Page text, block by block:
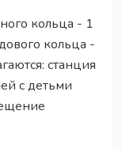
кольца - 1
кольца -
станция
с детьми